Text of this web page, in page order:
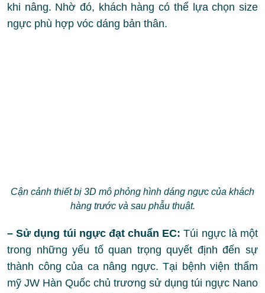
khi nâng. Nhờ đó, khách hàng có thể lựa chọn size
ngực phù hợp vóc dáng bản thân.
Cận cảnh thiết bị 3D mô phỏng hình dáng ngực của khách
hàng trước và sau phẫu thuật.
– Sử dụng túi ngực đạt chuẩn EC:Túi ngực là một
trong những yếu tố quan trọng quyết định đến sự
thành công của ca nâng ngực. Tại bệnh viện thẩm
mỹ JW Hàn Quốc chủ trương sử dụng túi ngực Nano